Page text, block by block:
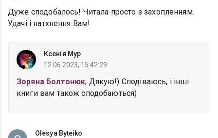
Дуже сподобалось! Читала просто з захопленням.
Удачі і натхнення Вам!
Ксенія Мур
12.06.2023, 15:42:29
Зоряна Болтонюк, Дякую!) Сподіваюсь, і інші
книги вам також сподобаються)
Olesya Byteiko